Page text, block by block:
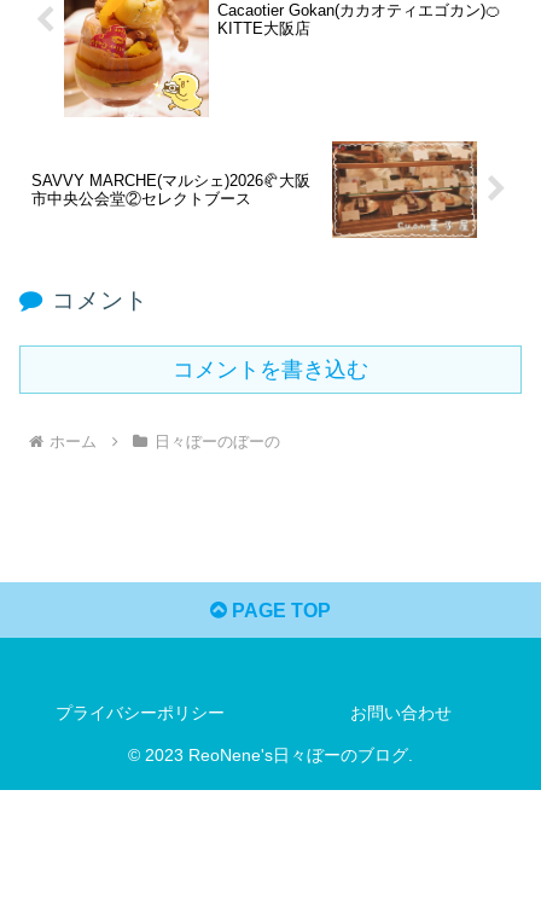
Cacaotier Gokan(カカオティエゴカン)🍊
KITTE大阪店
SAVVY MARCHE(マルシェ)2026🥐大阪
市中央公会堂②セレクトブース
コメント
コメントを書き込む
ホーム 日々ぼーのぼーの
PAGE TOP
プライバシーポリシー お問い合わせ
© 2023 ReoNene's日々ぼーのブログ.